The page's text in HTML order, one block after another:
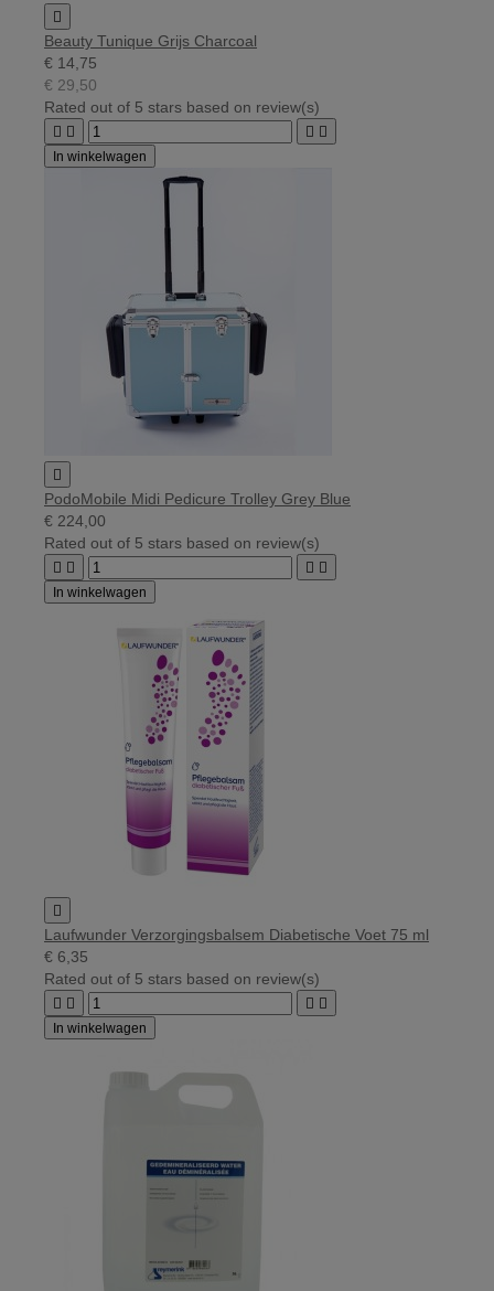

Beauty Tunique Grijs Charcoal
€ 14,75
€ 29,50
Rated out of 5 stars based on review(s)
   
In winkelwagen

PodoMobile Midi Pedicure Trolley Grey Blue
€ 224,00
Rated out of 5 stars based on review(s)
   
In winkelwagen

Laufwunder Verzorgingsbalsem Diabetische Voet 75 ml
€ 6,35
Rated out of 5 stars based on review(s)
   
In winkelwagen